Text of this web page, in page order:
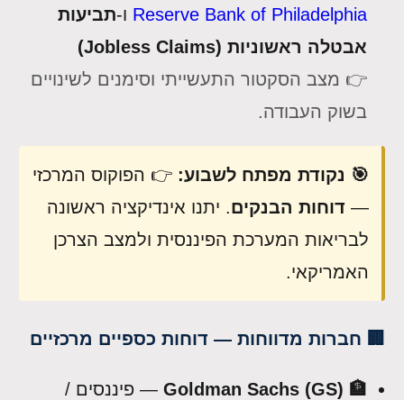
Reserve Bank of Philadelphia ו-תביעות
אבטלה ראשוניות (Jobless Claims)
👉 מצב הסקטור התעשייתי וסימנים לשינויים
בשוק העבודה.
🎯 נקודת מפתח לשבוע: 👉 הפוקוס המרכזי
— דוחות הבנקים. יתנו אינדיקציה ראשונה
לבריאות המערכת הפיננסית ולמצב הצרכן
האמריקאי.
🏢 חברות מדווחות — דוחות כספיים מרכזיים
🏦 Goldman Sachs (GS)
— פיננסים /